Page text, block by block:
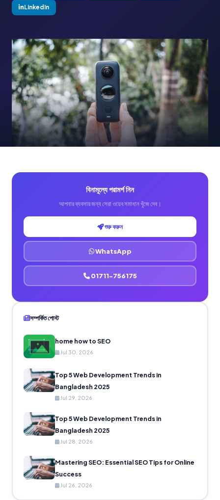
LinkedIn
বিনামূল্যে পরামর্শ নিন
আপনার ব্যবসার জন্য সেরা ওয়েব সমাধান খুঁজে দেব।
শুরু করুন
WhatsApp
01711-756175
সম্পর্কিত পোস্ট
home how to SEO
Jul 30, 2026
Top 5 Web Development Trends in
Bangladesh 2025
Jul 29, 2026
Top 5 Web Development Trends in
Bangladesh 2025
Jul 28, 2026
Mastering SEO: Essential SEO Tips for Online
Success
Jul 26, 2026